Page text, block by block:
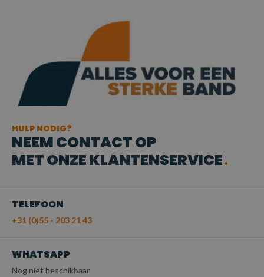
HULP NODIG?
NEEM CONTACT OP
MET ONZE KLANTENSERVICE
TELEFOON
+31 (0)55 - 203 21 43
WHATSAPP
Nog niet beschikbaar